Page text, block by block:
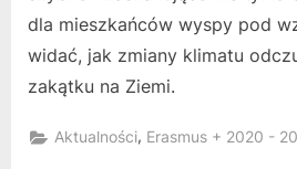
dla mieszkańców wyspy pod
widać, jak zmiany klimatu
zakątku na Ziemi.
Aktualności, Erasmus + 2020 -